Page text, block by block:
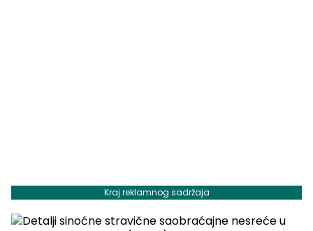
Kraj reklamnog sadržaja